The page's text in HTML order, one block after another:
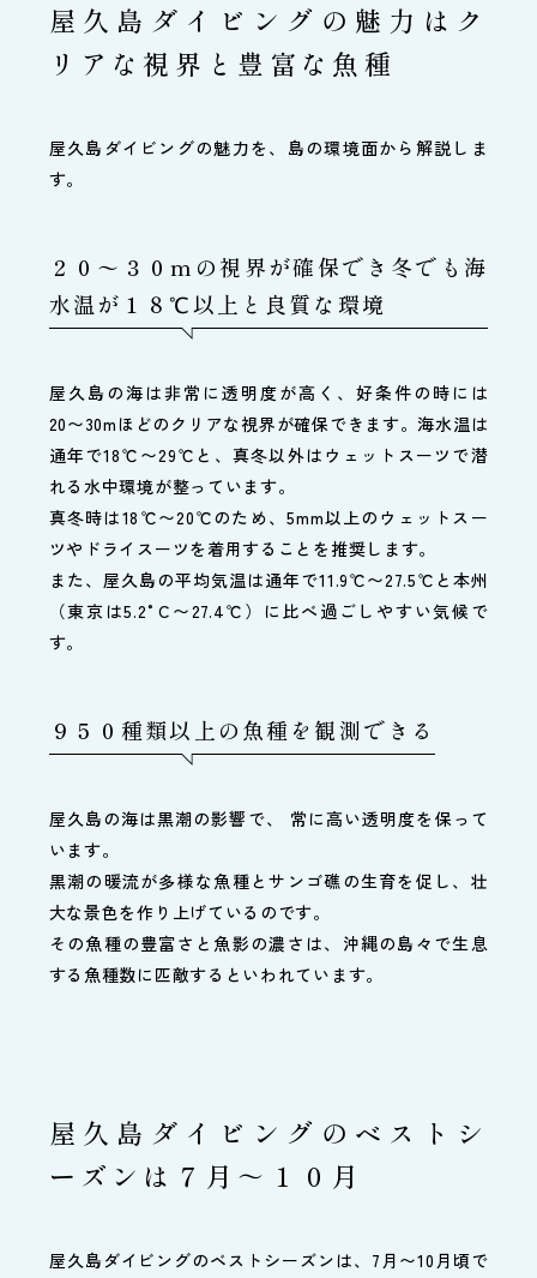
屋久島ダイビングの魅力はク
リアな視界と豊富な魚種
屋久島ダイビングの魅力を、島の環境面から解説しま
す。
２０〜３０mの視界が確保でき冬でも海
水温が１８℃以上と良質な環境
屋久島の海は非常に透明度が高く、好条件の時には
20〜30mほどのクリアな視界が確保できます。海水温は
通年で18℃〜29℃と、真冬以外はウェットスーツで潜
れる水中環境が整っています。
真冬時は18℃〜20℃のため、5mm以上のウェットスー
ツやドライスーツを着用することを推奨します。
また、屋久島の平均気温は通年で11.9℃〜27.5℃と本州
（東京は5.2°C〜27.4℃）に比べ過ごしやすい気候で
す。
９５０種類以上の魚種を観測できる
屋久島の海は黒潮の影響で、 常に高い透明度を保って
います。
黒潮の暖流が多様な魚種とサンゴ礁の生育を促し、壮
大な景色を作り上げているのです。
その魚種の豊富さと魚影の濃さは、沖縄の島々で生息
する魚種数に匹敵するといわれています。
屋久島ダイビングのベストシ
ーズンは７月～１０月
屋久島ダイビングのベストシーズンは、7月〜10月頃で